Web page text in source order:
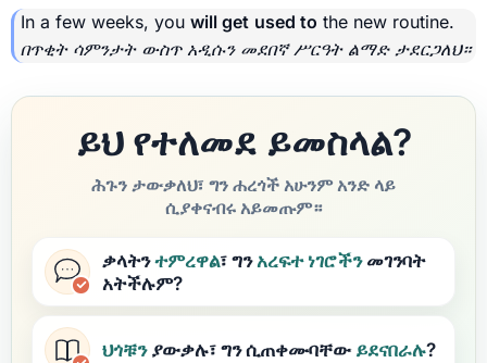
In a few weeks, you will get used to the new routine.
በጥቂት ሳምንታት ውስጥ አዲሱን መደበኛ ሥርዓት ልማድ ታደርጋለህ።
ይህ የተለመደ ይመስላል?
ሕጉን ታውቃለህ፣ ግን ሐረጎች አሁንም አንድ ላይ
ሲያቀናብሩ አይመጡም።
ቃላትንተምረዋል፣ ግንአረፍተ ነገሮችንመገንባት
አትችሉም?
ህጎቹንያውቃሉ፣ ግን ሲጠቀሙባቸውይደናበራሉ?